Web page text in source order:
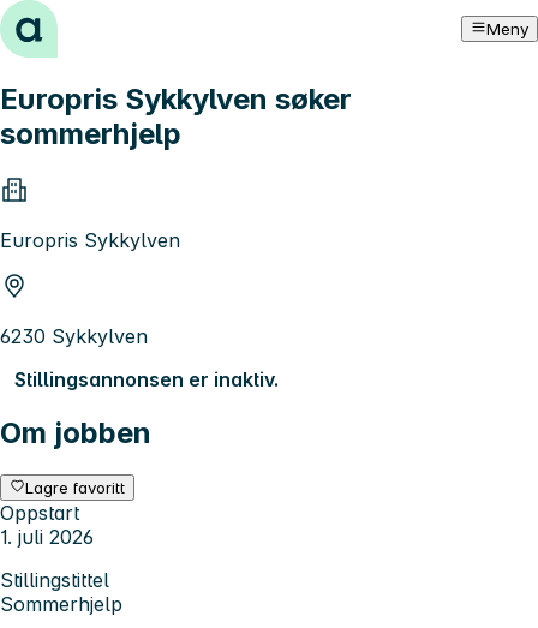
Hopp til innhold Meny
Europris Sykkylven søker
sommerhjelp
Europris Sykkylven
6230 Sykkylven
Stillingsannonsen er inaktiv.
Om jobben
Lagre favoritt
Oppstart
1. juli 2026
Stillingstittel
Sommerhjelp